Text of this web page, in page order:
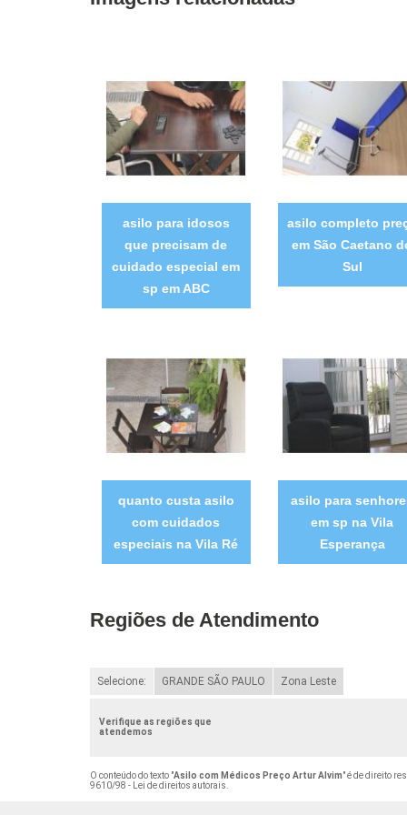
asilo para idosos
que precisam de
cuidado especial em
sp em ABC
asilo completo
em São Caetano
Sul
quanto custa asilo
com cuidados
especiais na Vila Ré
asilo para
em sp na Vila
Esperança
Regiões de Atendimento
Selecione: GRANDE SÃO PAULO Zona Leste
Verifique as regiões que
atendemos
O conteúdo do texto "Asilo com Médicos Preço Artur Alvim" é de direito
9610/98 - Lei de direitos autorais